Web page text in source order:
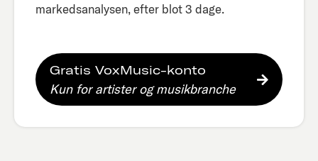
markedsanalysen, efter blot 3 dage.​
Gratis VoxMusic-konto
Kun for artister og musikbranche